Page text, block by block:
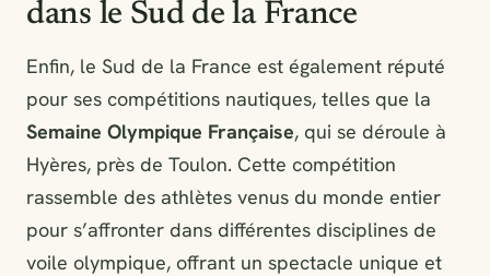
dans le Sud de la France
Enfin, le Sud de la France est également réputé
pour ses compétitions nautiques, telles que la
Semaine Olympique Française, qui se déroule à
Hyères, près de Toulon. Cette compétition
rassemble des athlètes venus du monde entier
pour s’affronter dans différentes disciplines de
voile olympique, offrant un spectacle unique et